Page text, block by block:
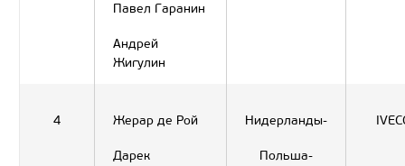
Павел Гаранин
Андрей
Жигулин
4 Жерар де Рой
Дарек
Нидерланды-
Польша-